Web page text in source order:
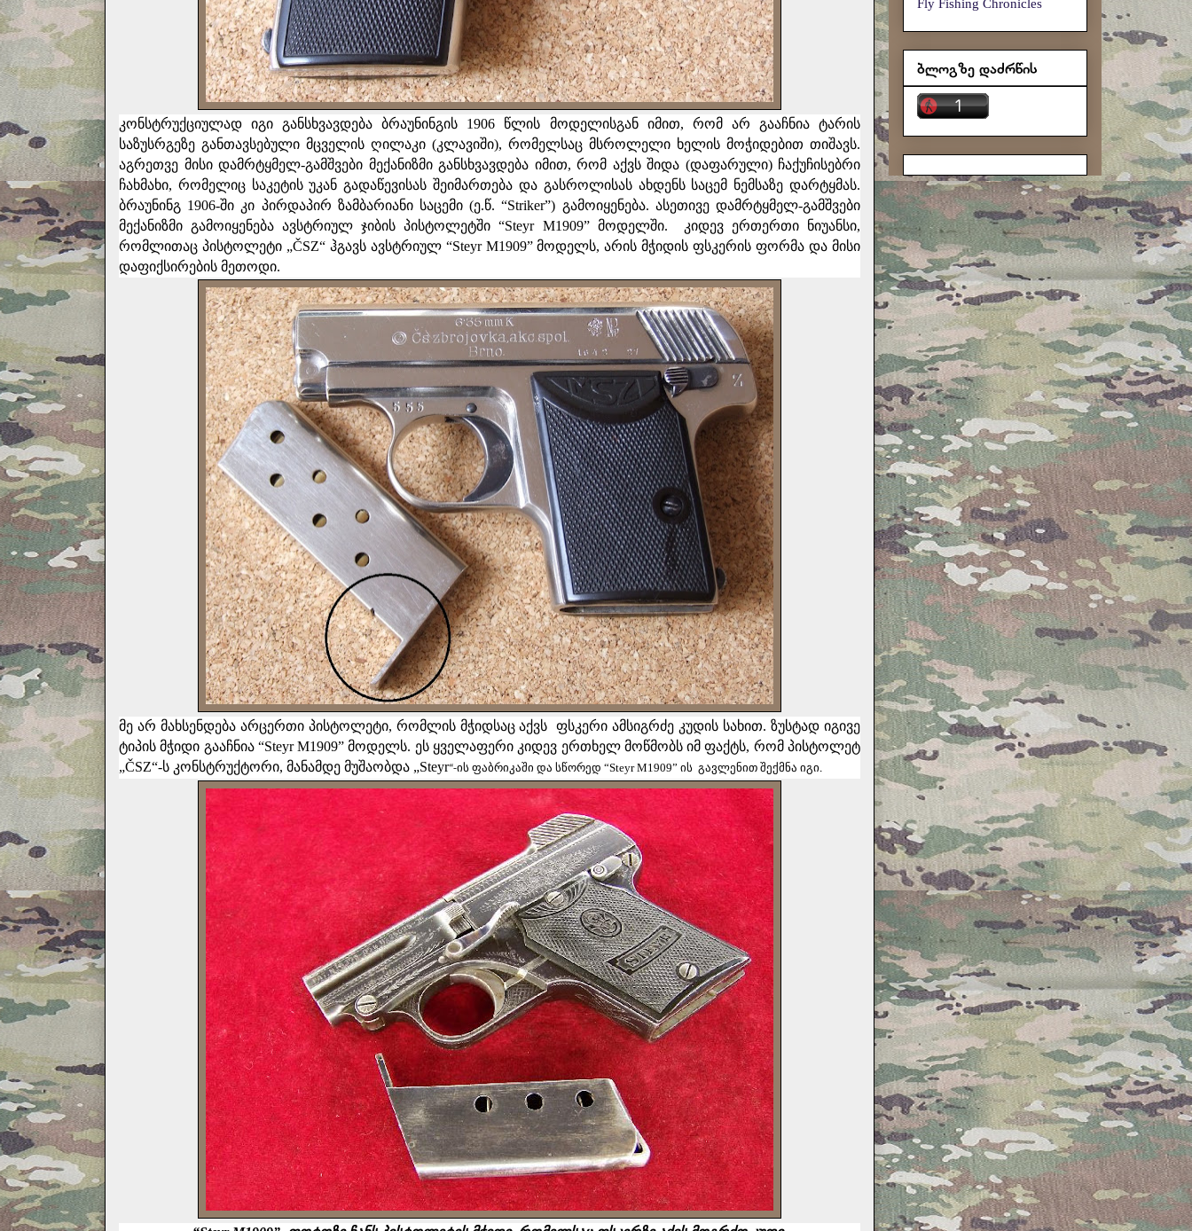
კონსტრუქციულად იგი განსხვავდება ბრაუნინგის 1906 წლის მოდელისგან იმით, რომ არ გააჩნია ტარის
საზუსრგეზე განთავსებული მცველის ღილაკი (კლავიში), რომელსაც მსროლელი ხელის მოჭიდებით თიშავს.
აგრეთვე მისი დამრტყმელ-გამშვები მექანიზმი განსხვავდება იმით, რომ აქვს შიდა (დაფარული) ჩაქუჩისებრი
ჩახმახი, რომელიც საკეტის უკან გადაწევისას შეიმართება და გასროლისას ახდენს საცემ ნემსაზე დარტყმას.
ბრაუნინგ 1906-ში კი პირდაპირ ზამბარიანი საცემი (ე.წ. “Striker”) გამოიყენება. ასეთივე დამრტყმელ-გამშვები
მექანიზმი გამოიყენება ავსტრიულ ჯიბის პისტოლეტში “Steyr M1909” მოდელში.
კიდევ ერთერთი ნიუანსი,
რომლითაც პისტოლეტი „ČSZ“ ჰგავს ავსტრიულ “Steyr M1909” მოდელს, არის მჭიდის ფსკერის ფორმა და მისი
დაფიქსირების მეთოდი.
მე არ მახსენდება არცერთი პისტოლეტი, რომლის მჭიდსაც აქვს
ფსკერი ამსიგრძე კუდის სახით. ზუსტად იგივე
ტიპის მჭიდი გააჩნია “Steyr M1909” მოდელს. ეს ყველაფერი კიდევ ერთხელ მოწმობს იმ ფაქტს, რომ პისტოლეტ
„ČSZ“-ს კონსტრუქტორი, მანამდე მუშაობდა „Steyr“-ის ფაბრიკაში და სწორედ “Steyr M1909” ის გავლენით შექმნა იგი.
Fly Fishing Chronicles
ბლოგზე დაძრწის